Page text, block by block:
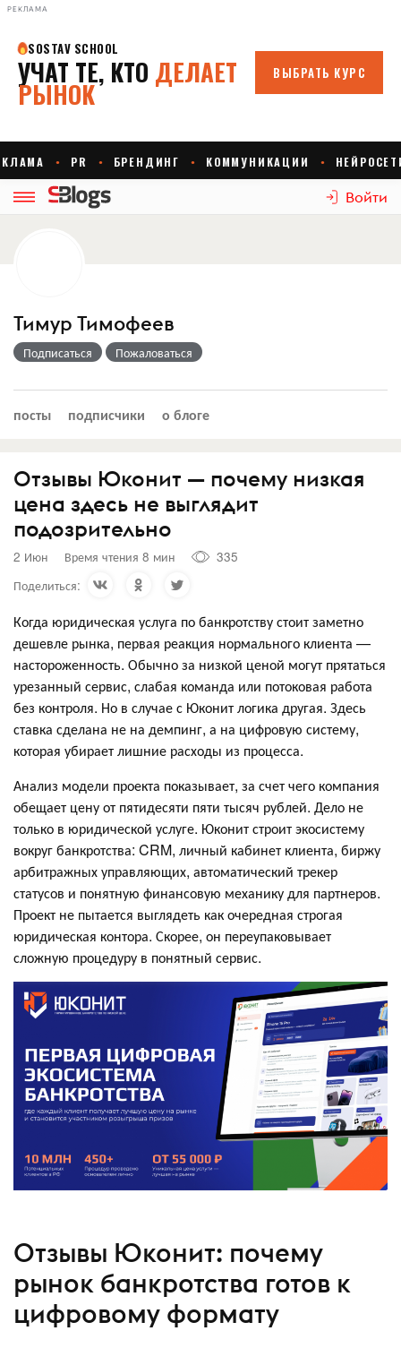
РЕКЛАМА
Войти
Тимур Тимофеев
Подписаться Пожаловаться
посты подписчики о блоге
Отзывы Юконит — почему низкая
цена здесь не выглядит
подозрительно
2 Июн Время чтения 8 мин
335
Поделиться:
Когда юридическая услуга по банкротству стоит заметно
дешевле рынка, первая реакция нормального клиента —
настороженность. Обычно за низкой ценой могут прятаться
урезанный сервис, слабая команда или потоковая работа
без контроля. Но в случае с Юконит логика другая. Здесь
ставка сделана не на демпинг, а на цифровую систему,
которая убирает лишние расходы из процесса.
Анализ модели проекта показывает, за счет чего компания
обещает цену от пятидесяти пяти тысяч рублей. Дело не
только в юридической услуге. Юконит строит экосистему
вокруг банкротства: CRM, личный кабинет клиента, биржу
арбитражных управляющих, автоматический трекер
статусов и понятную финансовую механику для партнеров.
Проект не пытается выглядеть как очередная строгая
юридическая контора. Скорее, он переупаковывает
сложную процедуру в понятный сервис.
Отзывы Юконит: почему
рынок банкротства готов к
цифровому формату